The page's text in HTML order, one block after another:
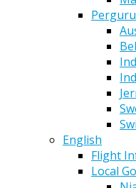
English
Flight
Local